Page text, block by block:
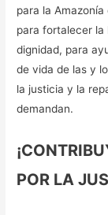
para la
para fortalecer la
dignidad, para
de vida de las y
la justicia y la
demandan.
POR LA